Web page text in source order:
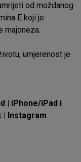
od moždanog
E koji je
majoneza.
umjerenost je
iPhone/iPad i
Instagram.